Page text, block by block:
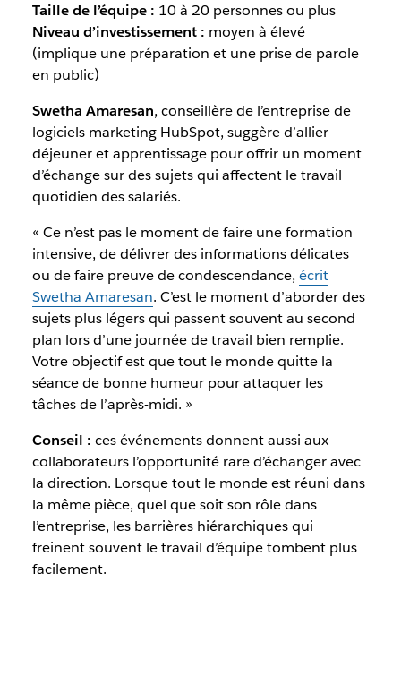
Taille de l’équipe : 10 à 20 personnes ou plus
Niveau d’investissement : moyen à élevé
(implique une préparation et une prise de parole
en public)
Swetha Amaresan, conseillère de l’entreprise de
logiciels marketing HubSpot, suggère d’allier
déjeuner et apprentissage pour offrir un moment
d’échange sur des sujets qui affectent le travail
quotidien des salariés.
« Ce n’est pas le moment de faire une formation
intensive, de délivrer des informations délicates
ou de faire preuve de condescendance, écrit
Swetha Amaresan. C’est le moment d’aborder des
sujets plus légers qui passent souvent au second
plan lors d’une journée de travail bien remplie.
Votre objectif est que tout le monde quitte la
séance de bonne humeur pour attaquer les
tâches de l’après-midi. »
Conseil : ces événements donnent aussi aux
collaborateurs l’opportunité rare d’échanger avec
la direction. Lorsque tout le monde est réuni dans
la même pièce, quel que soit son rôle dans
l’entreprise, les barrières hiérarchiques qui
freinent souvent le travail d’équipe tombent plus
facilement.